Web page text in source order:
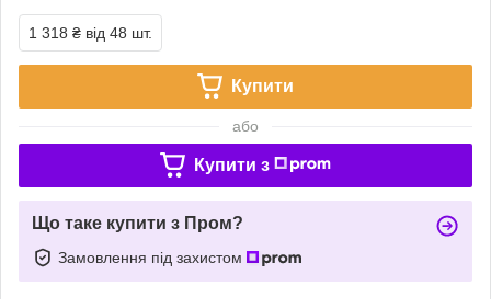
1 318 ₴ від 48 шт.
Купити
або
Купити з
Що таке купити з Пром?
Замовлення під захистом